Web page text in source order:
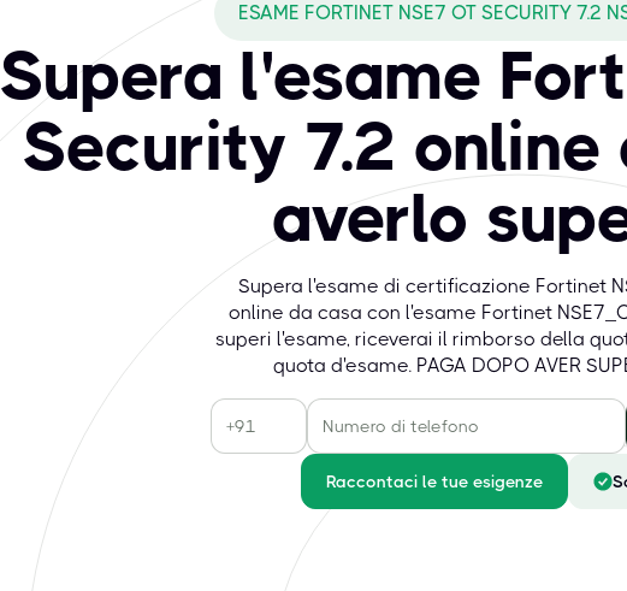
ESAME FORTINET NSE7 OT SECURITY 7.2
Supera l'esame
Security 7.2 online
averlo
Supera l'esame di certificazione Fortinet
online da casa con l'esame Fortinet
superi l'esame, riceverai il rimborso della
quota d'esame. PAGA DOPO AVER
Raccontaci le tue esigenze